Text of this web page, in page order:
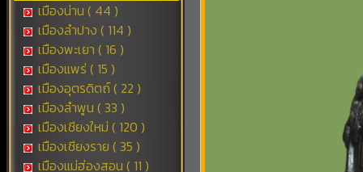
เมืองน่าน ( 44 )
เมืองลำปาง ( 114 )
เมืองพะเยา ( 16 )
เมืองแพร่ ( 15 )
เมืองอุตรดิตถ์ ( 22 )
เมืองลำพูน ( 33 )
เมืองเชียงใหม่ ( 120 )
เมืองเชียงราย ( 35 )
เมืองแม่ฮ่องสอน ( 11 )